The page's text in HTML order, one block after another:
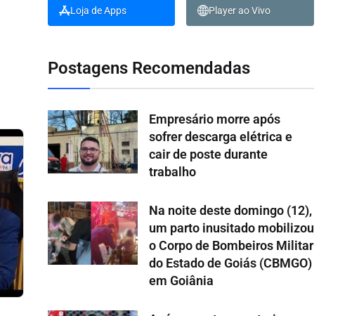
Loja de Apps Player ao Vivo
Postagens Recomendadas
Empresário morre após
sofrer descarga elétrica e
cair de poste durante
trabalho
Na noite deste domingo (12),
um parto inusitado mobilizou
o Corpo de Bombeiros Militar
do Estado de Goiás (CBMGO)
em Goiânia